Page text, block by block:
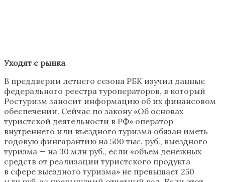
Уходят с рынка
В преддверии летнего сезона РБК изучил данные
федерального реестра туроператоров, в который
Ростуризм заносит информацию об их финансовом
обеспечении. Сейчас по закону «Об основах
туристской деятельности в РФ» оператор
внутреннего или въездного туризма обязан иметь
годовую фингарантию на 500 тыс. руб., выездного
туризма — на 30 млн руб., если «объем денежных
средств от реализации туристского продукта
в сфере выездного туризма» не превышает 250